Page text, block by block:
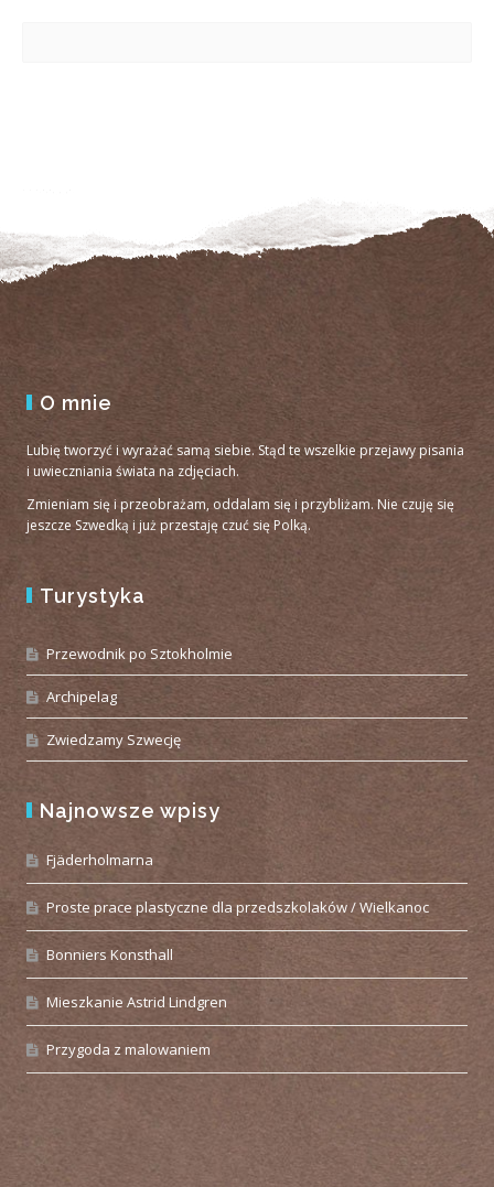
O mnie
Lubię tworzyć i wyrażać samą siebie. Stąd te wszelkie przejawy pisania
i uwieczniania świata na zdjęciach.
Zmieniam się i przeobrażam, oddalam się i przybliżam. Nie czuję się
jeszcze Szwedką i już przestaję czuć się Polką.
Turystyka
Przewodnik po Sztokholmie
Archipelag
Zwiedzamy Szwecję
Najnowsze wpisy
Fjäderholmarna
Proste prace plastyczne dla przedszkolaków / Wielkanoc
Bonniers Konsthall
Mieszkanie Astrid Lindgren
Przygoda z malowaniem